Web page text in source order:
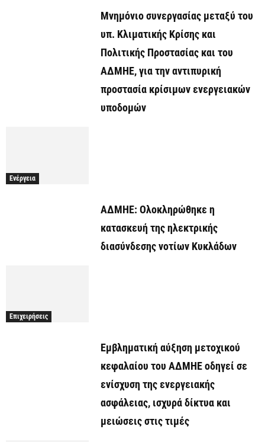
Μνημόνιο συνεργασίας μεταξύ του
υπ. Κλιματικής Κρίσης και
Πολιτικής Προστασίας και του
ΑΔΜΗΕ, για την αντιπυρική
προστασία κρίσιμων ενεργειακών
υποδομών
Ενέργεια
ΑΔΜΗΕ: Ολοκληρώθηκε η
κατασκευή της ηλεκτρικής
διασύνδεσης νοτίων Κυκλάδων
Επιχειρήσεις
Εμβληματική αύξηση μετοχικού
κεφαλαίου του ΑΔΜΗΕ οδηγεί σε
ενίσχυση της ενεργειακής
ασφάλειας, ισχυρά δίκτυα και
μειώσεις στις τιμές